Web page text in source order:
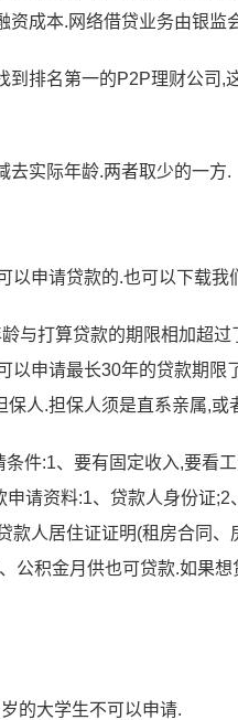
资成本.网络借贷业务由银监
排名第一的P2P理财公司,
去实际年龄.两者取少的一方.
以申请贷款的.也可以下载我
与打算贷款的期限相加超
以申请最长30年的贷款期限
人.担保人须是直系亲属,
件:1、要有固定收入,要看
请资料:1、贷款人身份证
人居住证证明(租房合同、
公积金月供也可贷款.如果
的大学生不可以申请.